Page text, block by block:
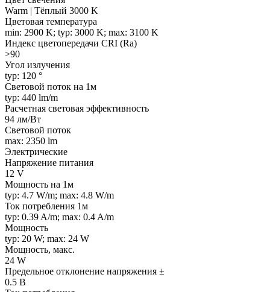
Warm | Тёплый 3000 K
Цветовая температура
min: 2900 K; typ: 3000 K; max: 3100 K
Индекс цветопередачи CRI (Ra)
>90
Угол излучения
typ: 120 °
Световой поток на 1м
typ: 440 lm/m
Расчетная световая эффективность
94 лм/Вт
Световой поток
max: 2350 lm
Электрические
Напряжение питания
12 V
Мощность на 1м
typ: 4.7 W/m; max: 4.8 W/m
Ток потребления 1м
typ: 0.39 A/m; max: 0.4 A/m
Мощность
typ: 20 W; max: 24 W
Мощность, макс.
24 W
Предельное отклонение напряжения ±
0.5 В